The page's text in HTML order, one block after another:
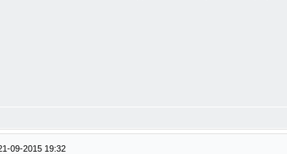
09-2015 19:32